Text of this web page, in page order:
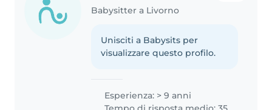
Babysitter a Livorno
Unisciti a Babysits per
visualizzare questo profilo.
Esperienza: > 9 anni